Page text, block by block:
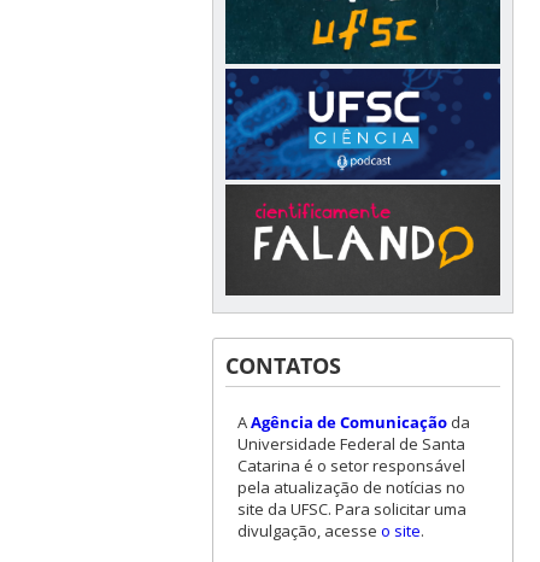
CONTATOS
AAgência de Comunicaçãoda
Universidade Federal de Santa
Catarina é o setor responsável
pela atualização de notícias no
site da UFSC. Para solicitar uma
divulgação, acesse o site.